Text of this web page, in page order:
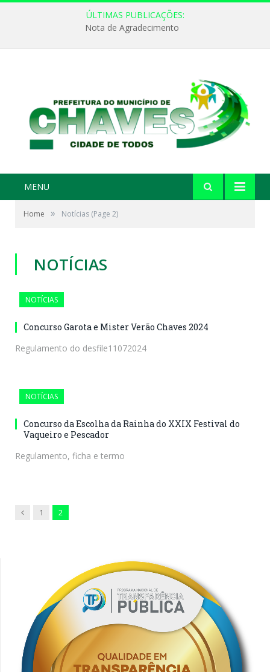
ÚLTIMAS PUBLICAÇÕES:
Nota de Agradecimento
MENU
Home » Notícias (Page 2)
NOTÍCIAS
NOTÍCIAS
Concurso Garota e Mister Verão Chaves 2024
Regulamento do desfile11072024
NOTÍCIAS
Concurso da Escolha da Rainha do XXIX Festival do
Vaqueiro e Pescador
Regulamento, ficha e termo
Previous
1 2